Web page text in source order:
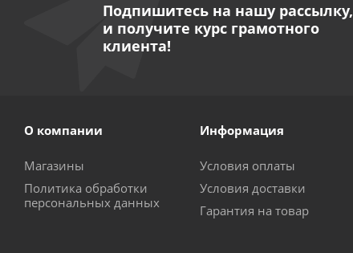
Подпишитесь на нашу рассылку,
и получите курс грамотного
клиента!
О компании
Магазины
Политика обработки
персональных данных
Информация
Условия оплаты
Условия доставки
Гарантия на товар